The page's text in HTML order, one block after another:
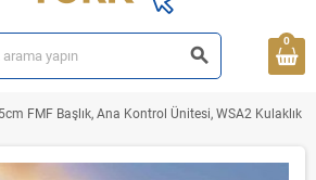
search
0
FMF Başlık, Ana Kontrol Ünitesi, WSA2 Kulaklık